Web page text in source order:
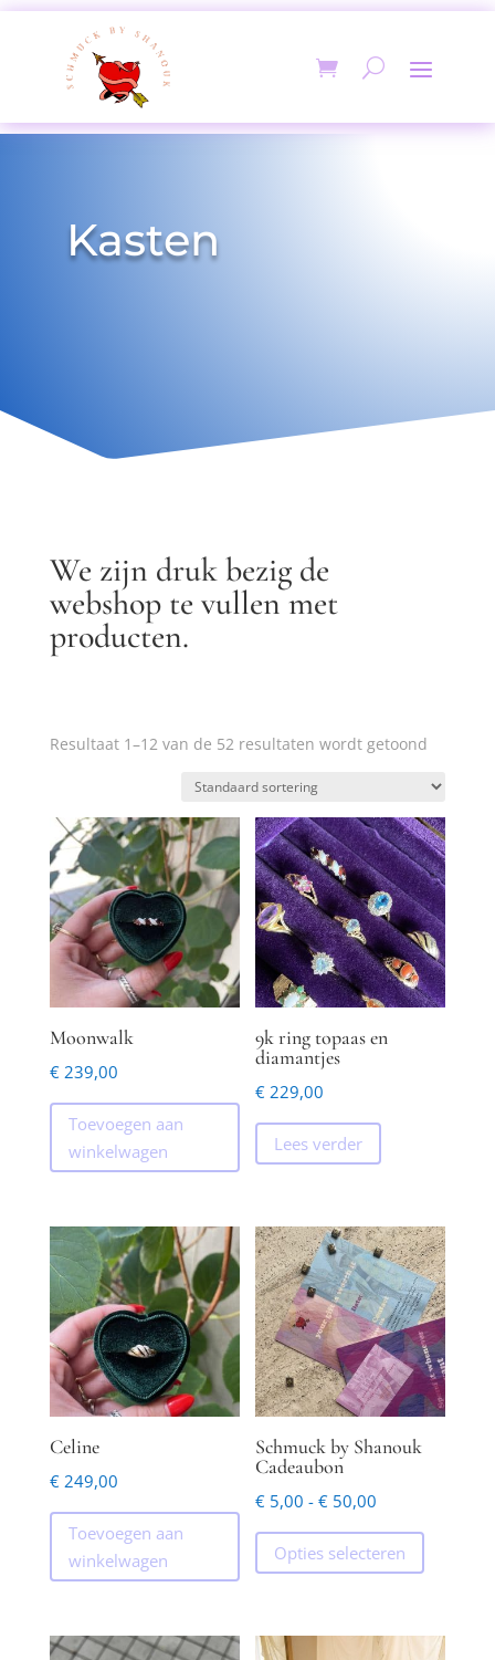
Kasten
We zijn druk bezig de
webshop te vullen met
producten.
Resultaat 1–12 van de 52 resultaten wordt getoond
Moonwalk
€239,00
Toevoegen aan
winkelwagen
9k ring topaas en
diamantjes
€ 229,00
Lees verder
Celine
€249,00
Toevoegen aan
winkelwagen
Schmuck by Shanouk
Cadeaubon
€ 5,00 - € 50,00
€ 5,00
tot
Opties selecteren
variaties.